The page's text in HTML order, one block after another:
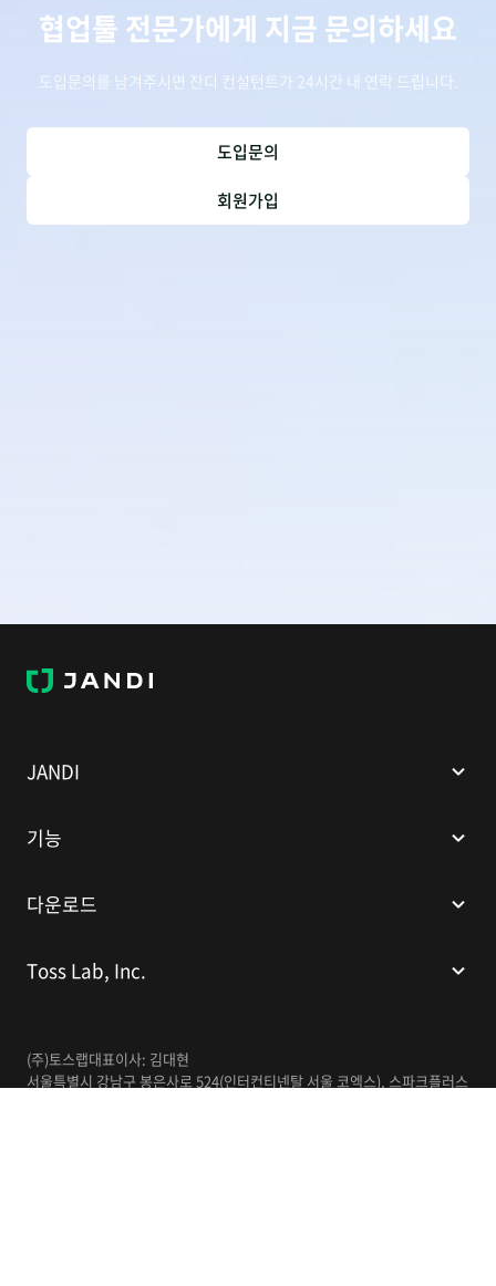
협업툴 전문가에게 지금 문의하세요
도입문의를 남겨주시면 잔디 컨설턴트가 24시간 내 연락 드립니다.
도입문의
회원가입
J
A
JANDI
기능
다운로드
Toss Lab, Inc.
(주)토스랩대표이사: 김대현
서울특별시 강남구 봉은사로 524(인터컨티넨탈 서울 코엑스), 스파크플러스